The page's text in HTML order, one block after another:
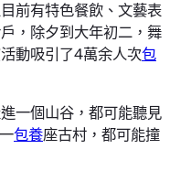
前有特色餐飲、文藝表
，除夕到大年初二，舞
動吸引了4萬余人次包
個山谷，都可能聽見
包養座古村，都可能撞